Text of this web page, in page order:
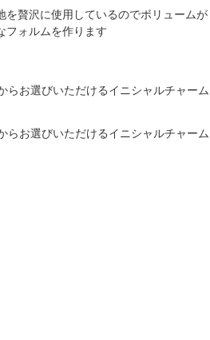
を贅沢に使用しているのでボリュームが
フォルムを作ります
らお選びいただけるイニシャルチャーム
らお選びいただけるイニシャルチャーム